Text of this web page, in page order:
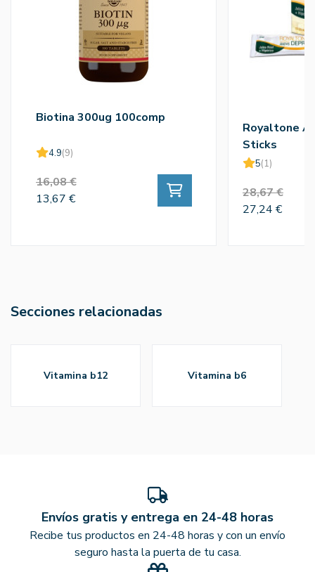
Biotina 300ug 100comp
4.9(9)
16,08 €
13,67 €
Royaltone
Sticks
5(1)
28,67 €
27,24 €
Secciones relacionadas
vitamina b12 vitamina b6
Envíos gratis y entrega en 24-48 horas
Recibe tus productos en 24-48 horas y con un envío
seguro hasta la puerta de tu casa.